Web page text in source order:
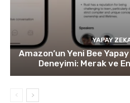
YAPAY
Amazon’un Yeni Bee
Deneyimi: Merak ve